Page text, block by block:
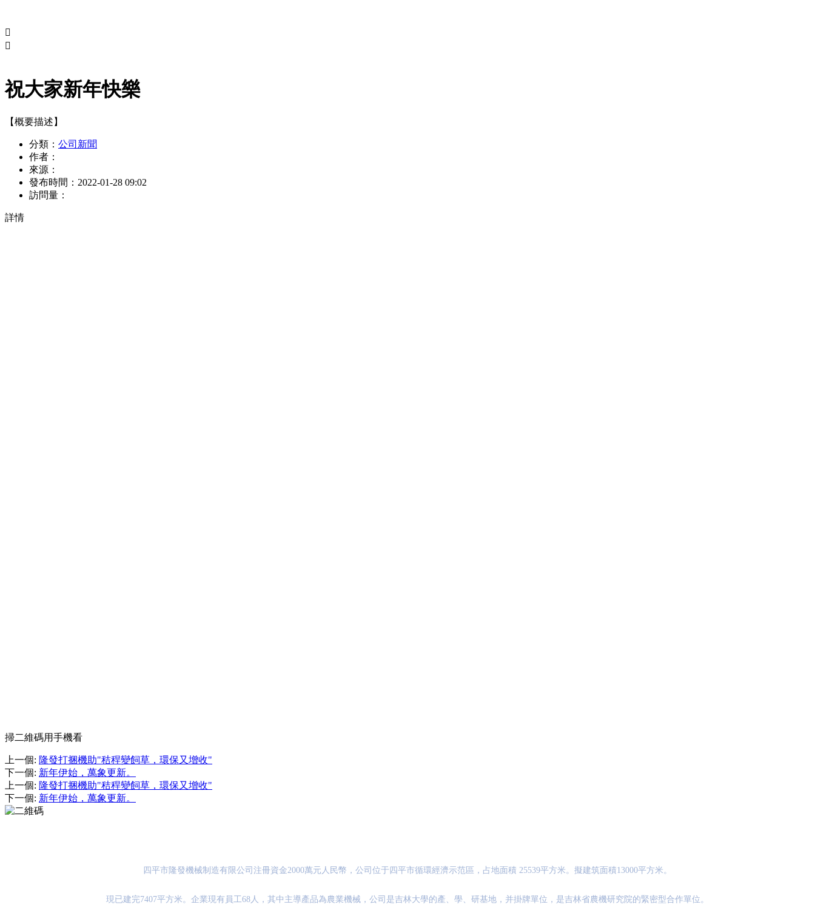


祝大家新年快樂
【概要描述】
分類： 公司新聞
作者：
來源：
發布時間： 2022-01-28 09:02
訪問量：
詳情
掃二維碼用手機看
上一個: 隆發打捆機助"秸稈變飼草，環保又增收"
下一個: 新年伊始，萬象更新。
上一個: 隆發打捆機助"秸稈變飼草，環保又增收"
下一個: 新年伊始，萬象更新。
四平市隆發機械制造有限公司注冊資金2000萬元人民幣，公司位于四平市循環經濟示范區，占地面積 25539平方米。擬建筑面積13000平方米。
現已建完7407平方米。企業現有員工68人，其中主導產品為農業機械，公司是吉林大學的產、學、研基地，并掛牌單位，是吉林省農機研究院的緊密型合作單位。